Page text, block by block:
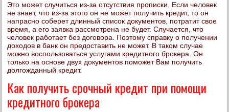
Это может случиться из-за отсутствия прописки. Если человек
не знает, что из-за этого он не может получить кредит, то он
напрасно соберет длинный список документов, потратит свое
время, а его заявка рассмотрена не будет. Случается, что
человек работает без договора. Поэтому справку о получении
доходов в банк он предоставить не может. В таком случае
можно воспользоваться услугами кредитного брокера. Он
только на основе двух документов поможет Вам получить
долгожданный кредит.
Как получить срочный кредит при помощи
кредитного брокера